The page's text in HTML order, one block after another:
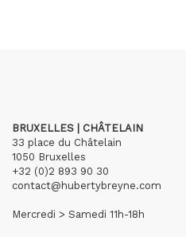
BRUXELLES | CHÂTELAIN
33 place du Châtelain
1050 Bruxelles
+32 (0)2 893 90 30
contact@hubertybreyne.com
Mercredi > Samedi 11h-18h